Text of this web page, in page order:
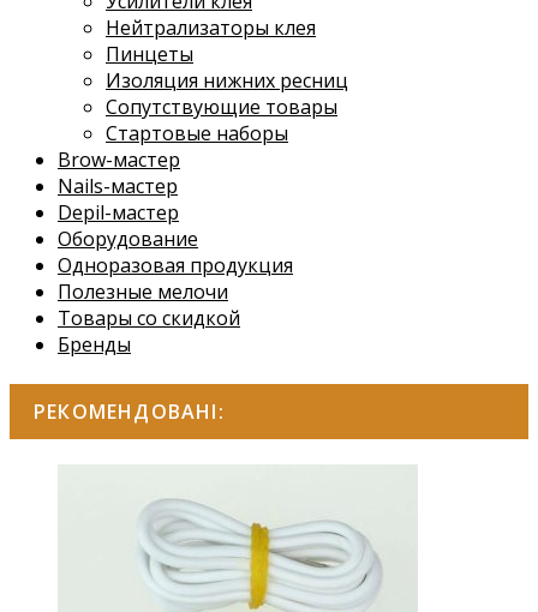
Нейтрализаторы клея
Пинцеты
Изоляция нижних ресниц
Сопутствующие товары
Стартовые наборы
Brow-мастер
Nails-мастер
Depil-мастер
Оборудование
Одноразовая продукция
Полезные мелочи
Товары со скидкой
Бренды
РЕКОМЕНДОВАНІ: